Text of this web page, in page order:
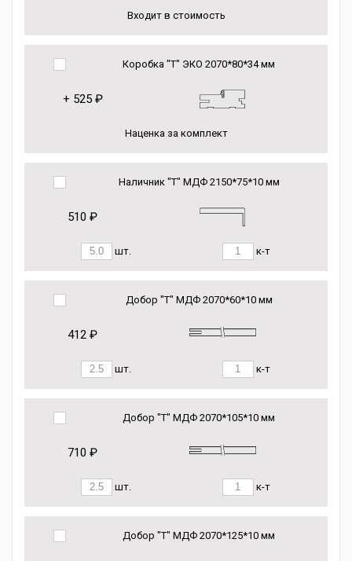
Входит в стоимость
Коробка "Т" ЭКО 2070*80*34 мм
+ 525 ₽
Наценка за комплект
Наличник "Т" МДФ 2150*75*10 мм
510 ₽
шт. к-т
Добор "Т" МДФ 2070*60*10 мм
412 ₽
шт. к-т
Добор "Т" МДФ 2070*105*10 мм
710 ₽
шт. к-т
Добор "Т" МДФ 2070*125*10 мм